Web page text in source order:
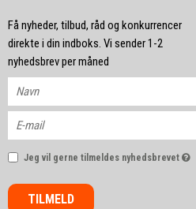
Få nyheder, tilbud, råd og konkurrencer
direkte i din indboks. Vi sender 1-2
nyhedsbrev per måned
Jeg vil gerne tilmeldes nyhedsbrevet
TILMELD